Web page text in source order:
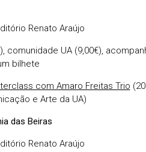
Renato Araújo
comunidade UA (9,00€),
bilhete
com Amaro Freitas Trio
e Arte da UA)
das Beiras
Renato Araújo